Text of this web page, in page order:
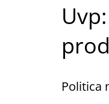
Politica